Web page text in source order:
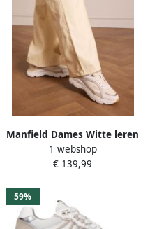
Manfield Dames Witte leren
sneakers met stoffen
details
1 webshop
€ 139,99
59%